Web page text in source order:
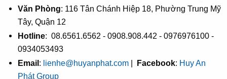
Văn Phòng: 116 Tân Chánh Hiệp 18, Phường Trung Mỹ
Tây, Quận 12
Hotline: 08.6561.6562 - 0908.908.442 - 0976976100 -
0934053493
Email: lienhe@huyanphat.com| Facebook: Huy An
Phát Group